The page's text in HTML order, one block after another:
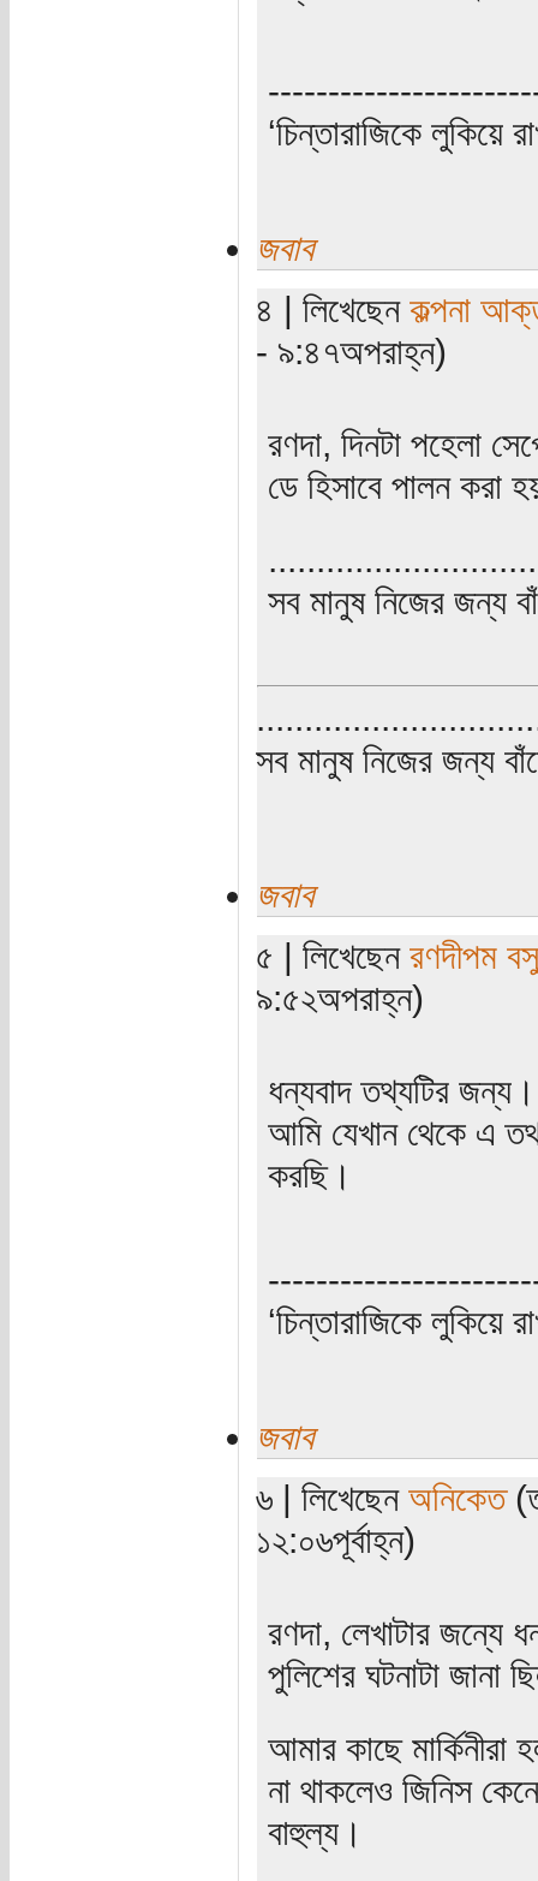
‘চিন্তারাজিকে লুকিয়ে
জবাব
৪ | লিখেছেনকল্পনা
- ৯:৪৭অপরাহ্ন)
রণদা, দিনটা পহেলা
ডে হিসাবে পালন করা
সব মানুষ নিজের জন্য
সব মানুষ নিজের জন্য
জবাব
৫ | লিখেছেনরণদীপম
৯:৫২অপরাহ্ন)
ধন্যবাদ তথ্যটির জন্য।
আমি যেখান থেকে এ
করছি।
‘চিন্তারাজিকে লুকিয়ে
জবাব
৬ | লিখেছেনঅনিকেত
১২:০৬পূর্বাহ্ন)
রণদা, লেখাটার জন্যে
পুলিশের ঘটনাটা জানা
আমার কাছে
না থাকলেও জিনিস
বাহুল্য।